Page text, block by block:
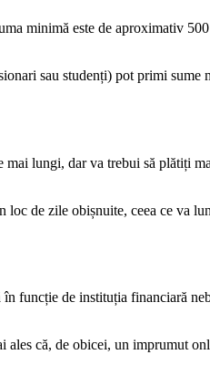
minimă este de aproximativ
sau studenți) pot primi sume
mai lungi, dar va trebui să plătiți
de zile obișnuite, ceea ce va
funcție de instituția financiară
că, de obicei, un imprumut